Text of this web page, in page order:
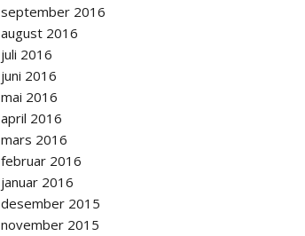
september 2016
august 2016
juli 2016
juni 2016
mai 2016
april 2016
mars 2016
februar 2016
januar 2016
desember 2015
november 2015